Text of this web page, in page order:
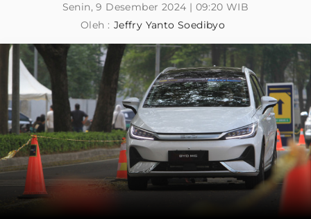
Senin, 9 Desember 2024 | 09:20 WIB
Oleh : Jeffry Yanto Soedibyo